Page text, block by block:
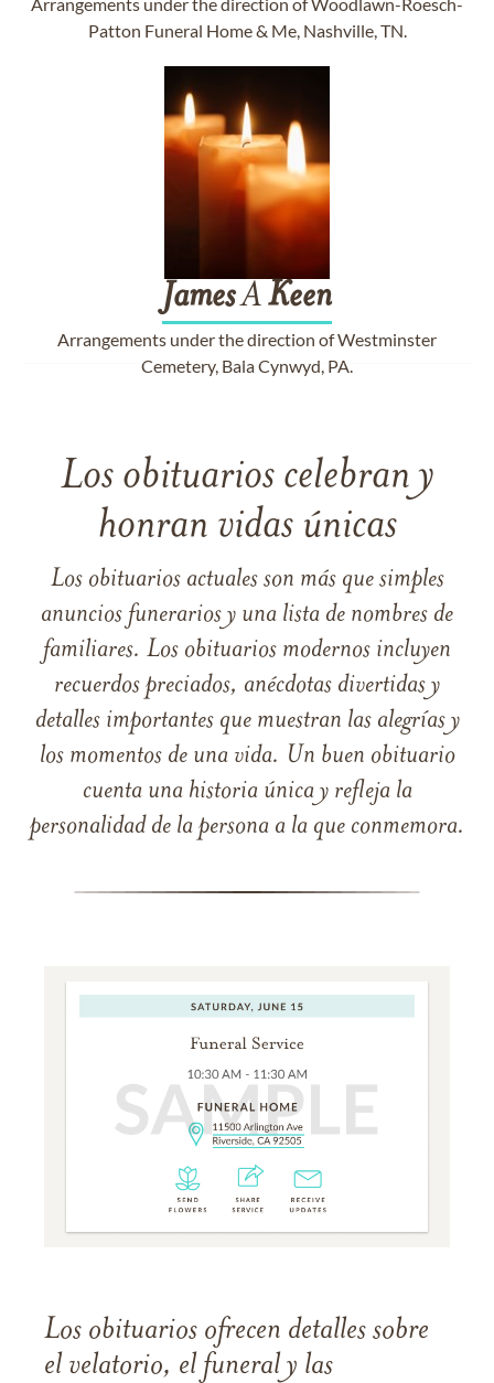
Patton Funeral Home & Me, Nashville, TN.
JamesAKeen
Arrangements under the direction of Westminster
Cemetery, Bala Cynwyd, PA.
Los obituarios celebran y
honran vidas únicas
Los obituarios actuales son más que simples
anuncios funerarios y una lista de nombres de
familiares. Los obituarios modernos incluyen
recuerdos preciados, anécdotas divertidas y
detalles importantes que muestran las alegrías y
los momentos de una vida. Un buen obituario
cuenta una historia única y refleja la
personalidad de la persona a la que conmemora.
Los obituarios ofrecen detalles sobre
el velatorio, el funeral y las